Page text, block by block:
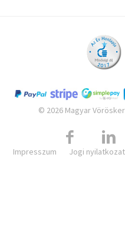
© 2026 Magyar
Impresszum Jogi nyilatkozat